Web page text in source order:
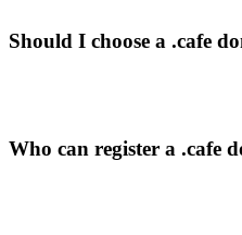
Should I choose a .cafe
Who can register a .cafe